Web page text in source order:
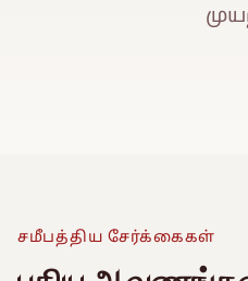
Watch Promo
சமீபத்திய சேர்க்கைகள்